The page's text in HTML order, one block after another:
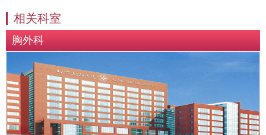
相关科室
胸外科